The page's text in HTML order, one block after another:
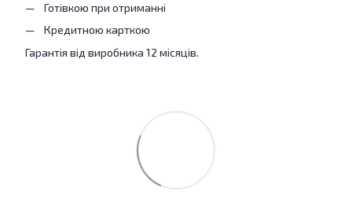
Готівкою при отриманні
Кредитною карткою
Гарантія від виробника 12 місяців.